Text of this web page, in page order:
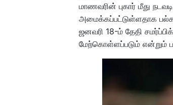
மாணவரின் புகார் மீது
அமைக்கப்பட்டுள்ளதாக
ஜனவரி 18-ம் தேதி
மேற்கொள்ளப்படும் என்றும்